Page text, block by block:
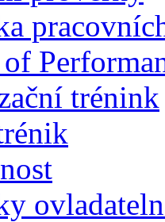
trénink